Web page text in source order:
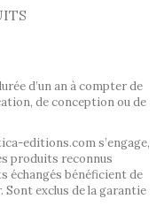
d’un an à compter de
de conception ou de
editions.com s’engage,
produits reconnus
échangés bénéficient de
exclus de la garantie